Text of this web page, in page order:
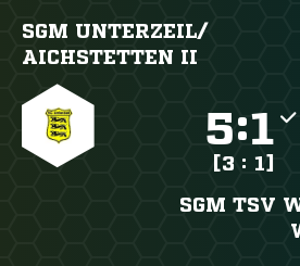
SGM UNTERZEIL/​
AICHSTETTEN II
:
[3 : 1]
SGM TSV